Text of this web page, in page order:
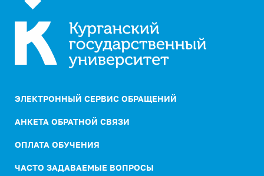
ЭЛЕКТРОННЫЙ СЕРВИС ОБРАЩЕНИЙ
АНКЕТА ОБРАТНОЙ СВЯЗИ
ОПЛАТА ОБУЧЕНИЯ
ЧАСТО ЗАДАВАЕМЫЕ ВОПРОСЫ